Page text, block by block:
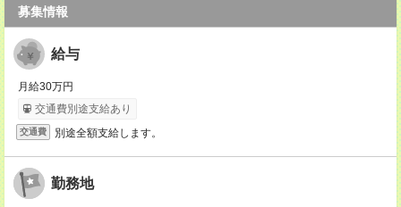
募集情報
給与
月給30万円
交通費別途支給あり
交通費 別途全額支給します。
勤務地